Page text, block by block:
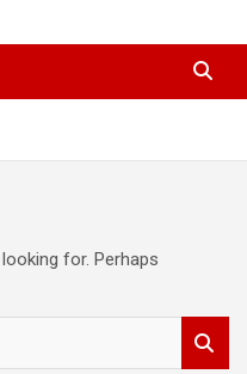
for. Perhaps